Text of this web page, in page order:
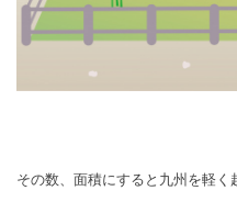
その数、面積にすると九州を軽